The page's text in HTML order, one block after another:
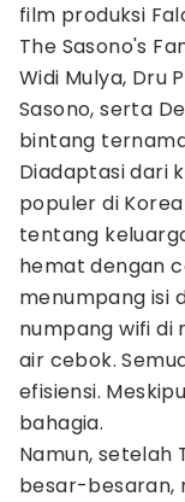
film produksi
The Sasono's
Widi Mulya, Dru
Sasono, serta
bintang
Diadaptasi dari
populer di
tentang
hemat dengan
menumpang isi
numpang wifi di
air cebok.
efisiensi.
bahagia.
Namun,
besar-besaran,